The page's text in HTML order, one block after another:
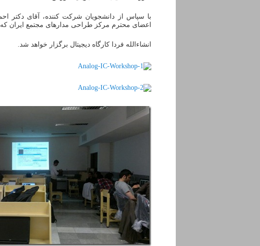
با سپاس از دانشجویان شرکت کننده، آقای دکتر
اعضای محترم مرکز طراحی مدارهای مجتمع ایران
انشاءالله فردا کارگاه دیجیتال برگزار خواهد شد.